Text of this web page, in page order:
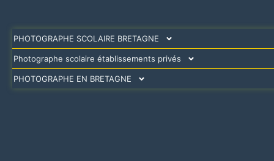
PHOTOGRAPHE SCOLAIRE BRETAGNE
Photographe scolaire établissements privés
PHOTOGRAPHE EN BRETAGNE